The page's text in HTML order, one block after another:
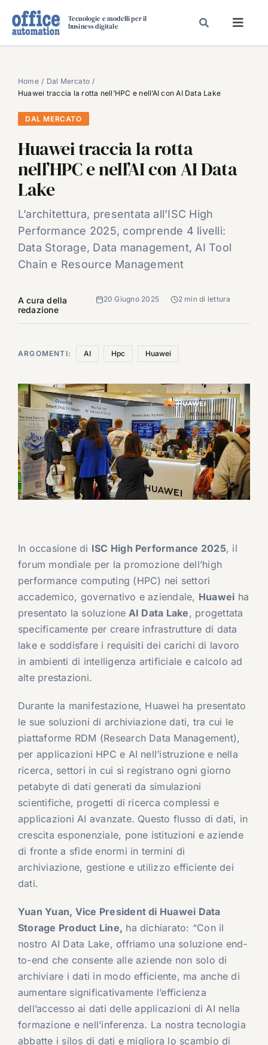
Tecnologie e modelli per il
business digitale
SPECIAL PAPER
DAL MERCATO
CARRIERE
VIDEO
EVENTI
CHI SIAMO
Home
Dal Mercato
Huawei traccia la rotta nell’HPC e nell’AI con AI Data Lake
DAL MERCATO
Huawei traccia la rotta
nell’HPC e nell’AI con AI Data
Lake
L’architettura, presentata all’ISC High
Performance 2025, comprende 4 livelli:
Data Storage, Data management, AI Tool
Chain e Resource Management
A cura della
redazione
20 Giugno 2025 2 min di lettura
ARGOMENTI: AI Hpc Huawei
In occasione di ISC High Performance 2025, il
forum mondiale per la promozione dell’high
performance computing (HPC) nei settori
accademico, governativo e aziendale, Huawei ha
presentato la soluzione AI Data Lake, progettata
specificamente per creare infrastrutture di data
lake e soddisfare i requisiti dei carichi di lavoro
in ambienti di intelligenza artificiale e calcolo ad
alte prestazioni.
Durante la manifestazione, Huawei ha presentato
le sue soluzioni di archiviazione dati, tra cui le
piattaforme RDM (Research Data Management),
per applicazioni HPC e AI nell’istruzione e nella
ricerca, settori in cui si registrano ogni giorno
petabyte di dati generati da simulazioni
scientifiche, progetti di ricerca complessi e
applicazioni AI avanzate. Questo flusso di dati, in
crescita esponenziale, pone istituzioni e aziende
di fronte a sfide enormi in termini di
archiviazione, gestione e utilizzo efficiente dei
dati.
Yuan Yuan, Vice President di Huawei Data
Storage Product Line, ha dichiarato: “Con il
nostro AI Data Lake, offriamo una soluzione end-
to-end che consente alle aziende non solo di
archiviare i dati in modo efficiente, ma anche di
aumentare significativamente l’efficienza
dell’accesso ai dati delle applicazioni di AI nella
formazione e nell’inferenza. La nostra tecnologia
abbatte i silos di dati e migliora lo scambio di